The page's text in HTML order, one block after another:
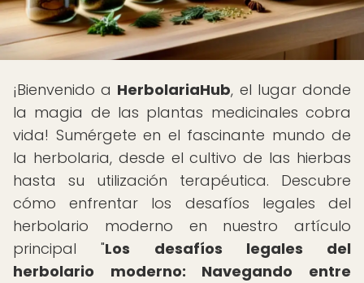
¡Bienvenido a HerbolariaHub, el lugar donde
la magia de las plantas medicinales cobra
vida! Sumérgete en el fascinante mundo de
la herbolaria, desde el cultivo de las hierbas
hasta su utilización terapéutica. Descubre
cómo enfrentar los desafíos legales del
herbolario moderno en nuestro artículo
principal "Los desafíos legales del
herbolario moderno: Navegando entre